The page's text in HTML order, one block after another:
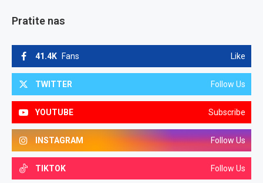
Pratite nas
41.4K Fans Like
TWITTER Follow Us
YOUTUBE Subscribe
INSTAGRAM Follow Us
TIKTOK Follow Us